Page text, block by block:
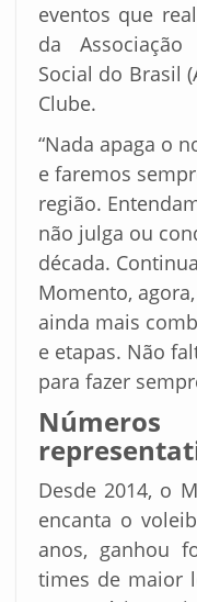
eventos que
da
Social do Brasil
Clube.
“Nada apaga o
e faremos
região.
não julga ou
década.
Momento,
ainda mais
e etapas. Não
para fazer
Desde 2014, o
encanta o
anos, ganhou
times de maior